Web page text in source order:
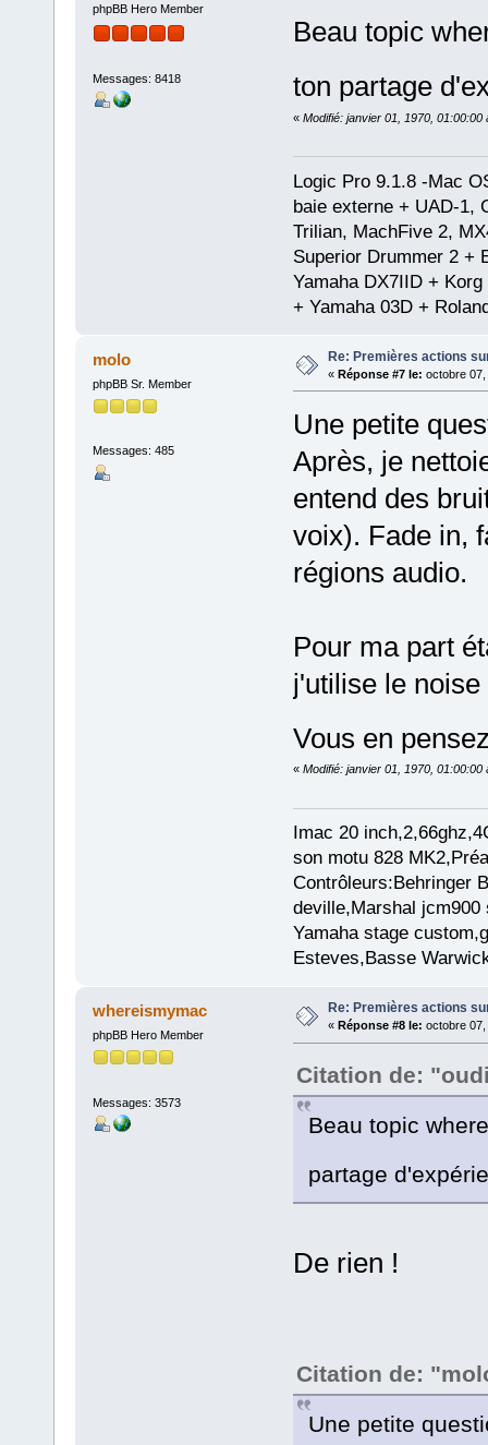
phpBB Hero Member
Messages: 8418
Beau topic
ton partage
« Modifié: janvier 01, 1970, 01:00:00
Logic Pro 9.1.8 -Mac
baie externe + UAD-1,
Trilian, MachFive 2,
Superior Drummer 2 +
Yamaha DX7IID +
+ Yamaha 03D +
molo
phpBB Sr. Member
Messages: 485
Re: Premières actions
« Réponse #7 le: octobre
Une petite
Après, je
entend des
voix). Fade in,
régions audio.
Pour ma part
j'utilise le noise
Vous en
« Modifié: janvier 01, 1970, 01:00:00
Imac 20
son motu 828
Contrôleurs:Behringer
deville,Marshal jcm900
Yamaha stage
Esteves,Basse
whereismymac
phpBB Hero Member
Messages: 3573
Re: Premières actions
« Réponse #8 le: octobre
Citation de:
Beau topic
partage
De rien !
Citation de:
Une petite